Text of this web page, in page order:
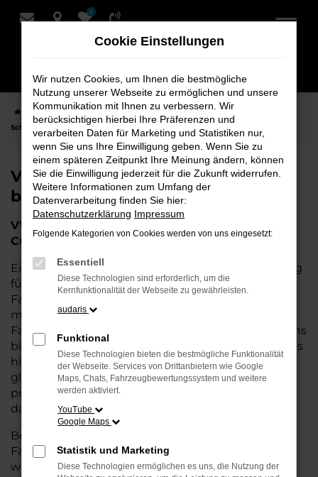
Zum
0
Startseite Cuxhaven VW
VW Tageszulassung für Cuxhaven bei
Schmidt + Koch
VW Tageszulassung für Cuxhaven
bei Schmidt + Koch
VW Tageszulassung – Die perfekte Wahl für
Cuxhaven
Eine VW Tageszulassung stellt die perfekte Lösung
für all diejenigen dar, die ein nahezu neues
Fahrzeug zu attraktiven Konditionen erwerben
möchten. Wenn Sie für Cuxhaven nach einem
Fahrzeug suchen, das die Vorteile eines Neuwagens
bietet – von modernster Technik und Sicherheit bis
hin zu einer erstklassigen Ausstattung – aber
gleichzeitig von einem günstigeren Preis
profitieren wollen, ist eine Tageszulassung genau
das Richtige für Sie.
Bei einer Tageszulassung handelt es sich um
Fahrzeuge, die nur wenige Tage zugelassen
wurden, aber dennoch in ausgezeichnetem
Cookie Einstellungen
Wir nutzen Cookies, um Ihnen die bestmögliche
Nutzung unserer Webseite zu ermöglichen und unsere
Kommunikation mit Ihnen zu verbessern. Wir
berücksichtigen hierbei Ihre Präferenzen und
verarbeiten Daten für Marketing und Statistiken nur,
wenn Sie uns Ihre Einwilligung geben. Wenn Sie zu
einem späteren Zeitpunkt Ihre Meinung ändern, können
Sie die Einwilligung jederzeit für die Zukunft widerrufen.
Weitere Informationen zum Umfang der
Datenverarbeitung finden Sie hier:
Datenschutzerklärung Impressum
Folgende Kategorien von Cookies werden von uns eingesetzt:
Essentiell
Diese Technologien sind erforderlich, um die
Kernfunktionalität der Webseite zu gewährleisten.
audaris
Funktional
Diese Technologien bieten die bestmögliche Funktionalität
der Webseite. Services von Drittanbietern wie Google
Maps, Chats, Fahrzeugbewertungssystem und weitere
werden aktiviert.
YouTube
Google Maps
Statistik und Marketing
Diese Technologien ermöglichen es uns, die Nutzung der